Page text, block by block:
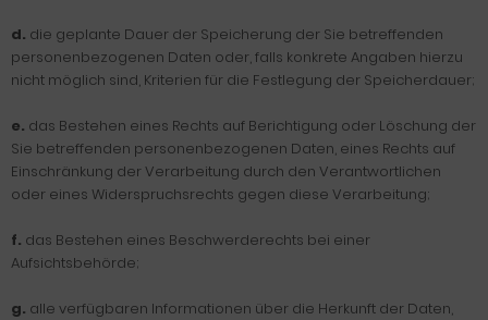
d. die geplante Dauer der Speicherung der Sie betreffenden
personenbezogenen Daten oder, falls konkrete Angaben hierzu
nicht möglich sind, Kriterien für die Festlegung der Speicherdauer;
e. das Bestehen eines Rechts auf Berichtigung oder Löschung der
Sie betreffenden personenbezogenen Daten, eines Rechts auf
Einschränkung der Verarbeitung durch den Verantwortlichen
oder eines Widerspruchsrechts gegen diese Verarbeitung;
f. das Bestehen eines Beschwerderechts bei einer
Aufsichtsbehörde;
g. alle verfügbaren Informationen über die Herkunft der Daten,